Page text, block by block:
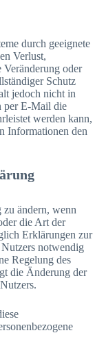
durch geeignete
Verlust,
oder
Schutz
jedoch nicht in
per E-Mail die
werden kann,
Informationen den
zu ändern, wenn
die Art der
Erklärungen zur
notwendig
Regelung des
die Änderung der